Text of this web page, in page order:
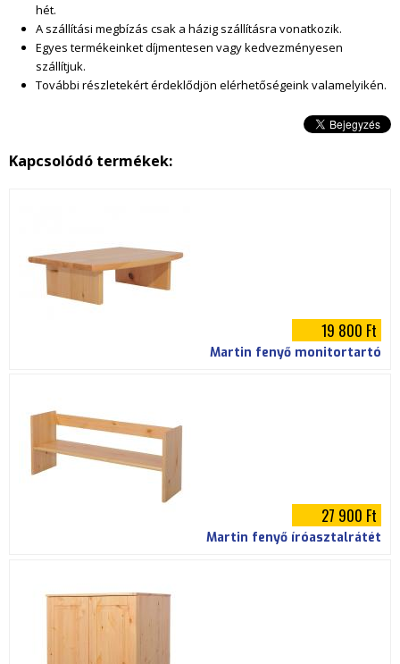
p
hét.
A szállítási megbízás csak a házig szállításra vonatkozik.
Egyes termékeinket díjmentesen vagy kedvezményesen
szállítjuk.
További részletekért érdeklődjön elérhetőségeink valamelyikén.
Kapcsolódó termékek:
19 800 Ft
Martin fenyő monitortartó
27 900 Ft
Martin fenyő íróasztalrátét